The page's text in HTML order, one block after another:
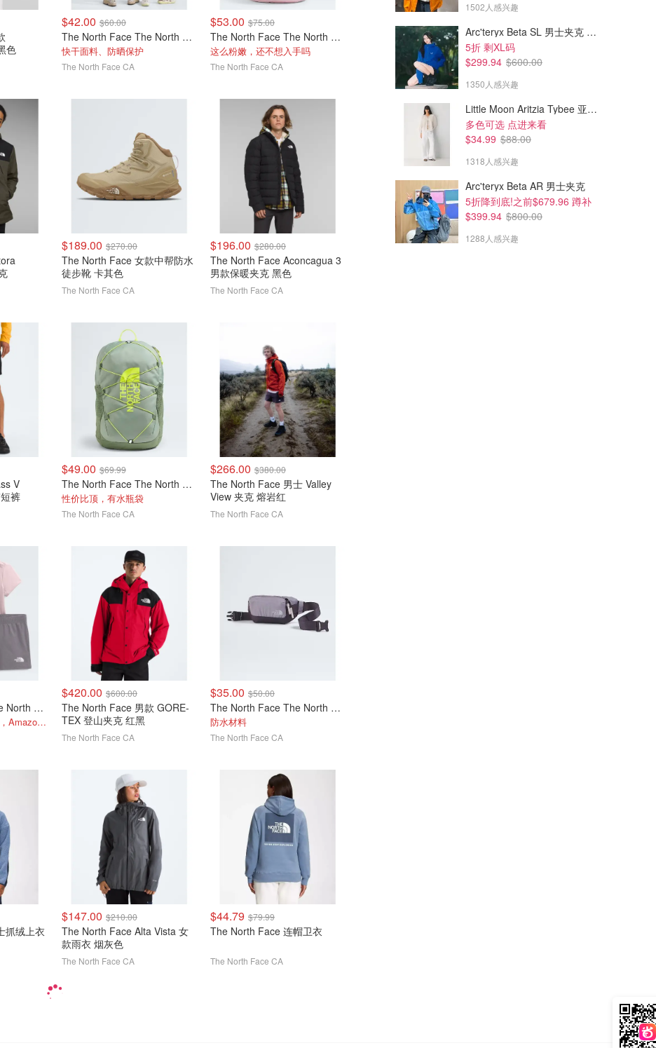
色
$42.00 $60.00
The North Face The North Face 儿童 Coastal Climb 卫衣
快干面料、防晒保护
The North Face CA
$53.00 $75.00
The North Face The North Face Court Jester 青少年双肩包
这么粉嫩，还不想入手吗
The North Face CA
$189.00 $270.00
The North Face 女款中帮防水
徒步靴 卡其色
The North Face CA
$196.00 $280.00
The North Face Aconcagua 3
男款保暖夹克 黑色
The North Face CA
V
裤
$49.00 $69.99
The North Face The North Face Jester 青少年背包
性价比顶，有水瓶袋
The North Face CA
$266.00 $380.00
The North Face 男士 Valley
View 夹克 熔岩红
The North Face CA
The North Face The North Face Baby 24/7 套装
平均$16/件，1套配齐，Amazon套装$41
$420.00 $600.00
The North Face 男款 GORE-
TEX 登山夹克 红黑
The North Face CA
$35.00 $50.00
The North Face The North Face Base Camp Voyager 腰包
防水材料
The North Face CA
抓绒上衣
$147.00 $210.00
The North Face Alta Vista 女
款雨衣 烟灰色
The North Face CA
$44.79 $79.99
The North Face 连帽卫衣
The North Face CA
1502人感兴趣
Arc'teryx Beta SL 男士夹克 黑色
5折 剩XL码
$299.94 $600.00
1350人感兴趣
Little Moon Aritzia Tybee 亚麻衬衫
多色可选 点进来看
$34.99 $88.00
1318人感兴趣
Arc'teryx Beta AR 男士夹克
5折降到底!之前$679.96 蹲补
$399.94 $800.00
1288人感兴趣